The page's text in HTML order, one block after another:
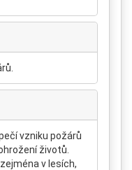
vzniku požárů
životů.
v lesích,